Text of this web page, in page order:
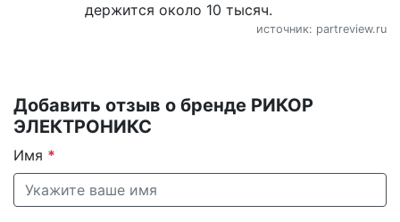
держится около 10 тысяч.
источник: partreview.ru
Добавить отзыв о бренде РИКОР
ЭЛЕКТРОНИКС
Имя *